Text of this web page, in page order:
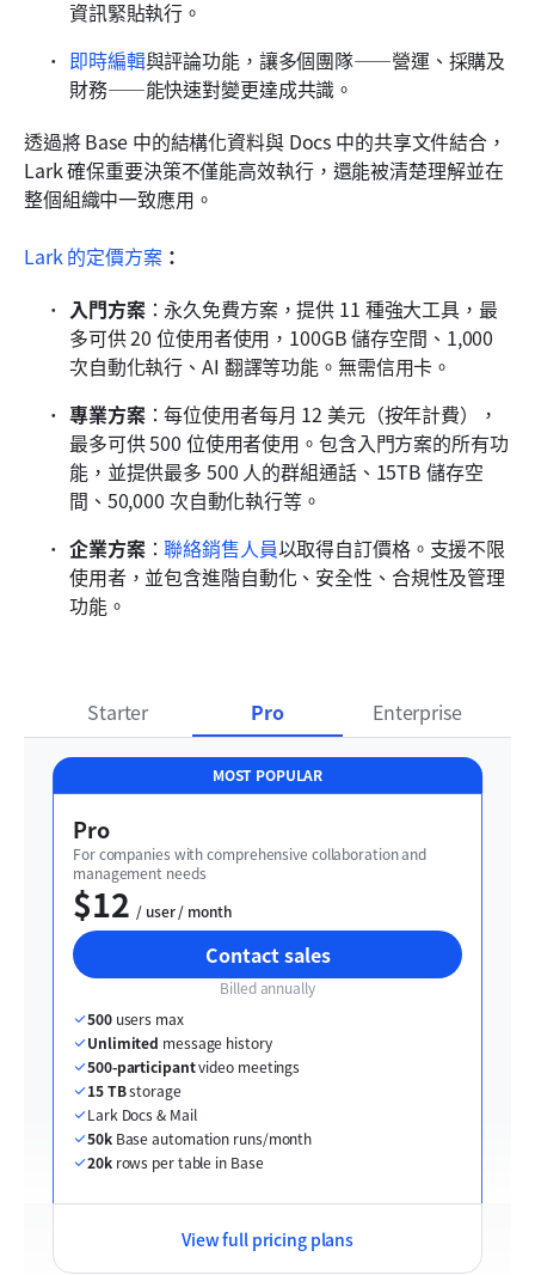
資訊緊貼執行。
即時編輯與評論功能，讓多個團隊——營運、採購及
財務——能快速對變更達成共識。
透過將 Base 中的結構化資料與 Docs 中的共享文件結合，
Lark 確保重要決策不僅能高效執行，還能被清楚理解並在
整個組織中一致應用。
Lark 的定價方案：
入門方案：永久免費方案，提供 11 種強大工具，最
多可供 20 位使用者使用，100GB 儲存空間、1,000
次自動化執行、AI 翻譯等功能。無需信用卡。
專業方案：每位使用者每月 12 美元（按年計費），
最多可供 500 位使用者使用。包含入門方案的所有功
能，並提供最多 500 人的群組通話、15TB 儲存空
間、50,000 次自動化執行等。
企業方案：聯絡銷售人員以取得自訂價格。支援不限
使用者，並包含進階自動化、安全性、合規性及管理
功能。
Starter Pro Enterprise
MOST POPULAR
Pro
For companies with comprehensive collaboration and
management needs
$12
  / user / month
Contact sales
Billed annually
500 users max
Unlimited message history
500-participant video meetings
15 TB storage
Lark Docs & Mail
50k Base automation runs/month
20k rows per table in Base
View full pricing plans